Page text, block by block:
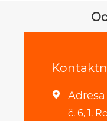
 Adresa
č. 6, 1.